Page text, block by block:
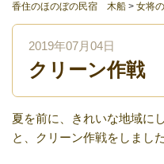
よくある質問
お役立ちリンク集
ご予約プラン一覧
English
香住のほのぼの民宿 木船 > 女将
2019年07月04日
クリーン作戦
夏を前に、きれいな地域に
と、クリーン作戦をしました